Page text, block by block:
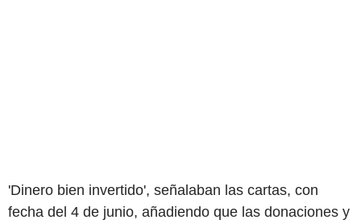
'Dinero bien invertido', señalaban las cartas, con
fecha del 4 de junio, añadiendo que las donaciones y